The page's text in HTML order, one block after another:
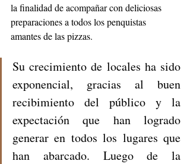
la finalidad de acompañar con deliciosas
preparaciones a todos los penquistas
amantes de las pizzas.
Su crecimiento de locales ha sido
exponencial, gracias al buen
recibimiento del público y la
expectación que han logrado
generar en todos los lugares que
han abarcado. Luego de la